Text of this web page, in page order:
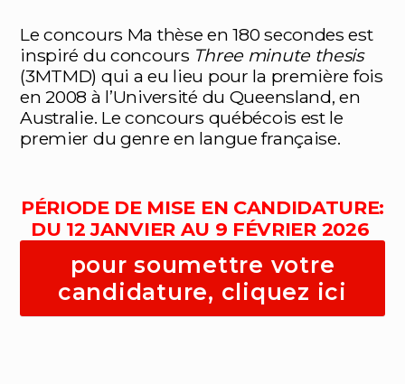
Le concours Ma thèse en 180 secondes est
inspiré du concours Three minute thesis
(3MTMD) qui a eu lieu pour la première fois
en 2008 à l’Université du Queensland, en
Australie. Le concours québécois est le
premier du genre en langue française.
PÉRIODE DE MISE EN CANDIDATURE:
DU 12 JANVIER AU 9 FÉVRIER 2026
pour soumettre votre
candidature, cliquez ici